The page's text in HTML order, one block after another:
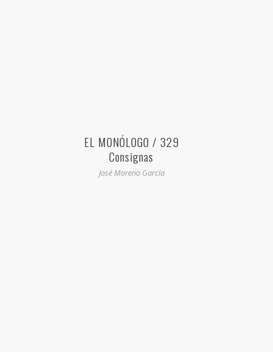
EL MONÓLOGO / 329
Consignas
José Moreno García